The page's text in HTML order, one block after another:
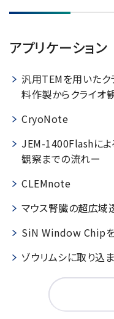
アプリケーション
汎用TEMを用いた
料作製からクライオ
CryoNote
JEM-1400Flashに
観察までの流れー
CLEMnote
マウス腎臓の超広域
SiN Window Chip
ゾウリムシに取り込